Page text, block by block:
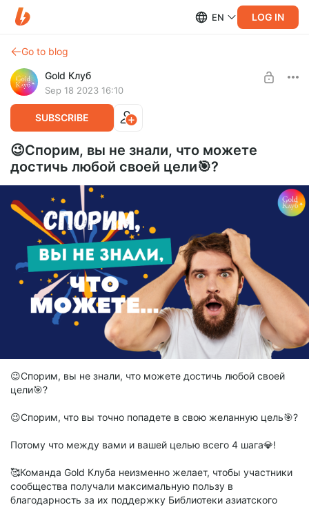
EN LOG IN
Go to blog
Gold Клуб
Sep 18 2023 16:10
SUBSCRIBE
😉Спорим, вы не знали, что можете
достичь любой своей цели🎯?
😉Спорим, вы не знали, что можете достичь любой своей
цели🎯?
😉Спорим, что вы точно попадете в свою желанную цель🎯?
Потому что между вами и вашей целью всего 4 шага💎!
🥰Команда Gold Клуба неизменно желает, чтобы участники
сообщества получали максимальную пользу в
благодарность за их поддержку Библиотеки азиатского